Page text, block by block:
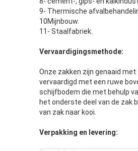
9- Thermische
10Mijnbouw.
11- Staalfabriek.
Vervaardigingsmethode:
Onze zakken zijn genaaid
vervaardigd met een ruwe
schijfbodem die met behulp
het onderste deel van de zak
van zak naar kooi.
Verpakking en levering: